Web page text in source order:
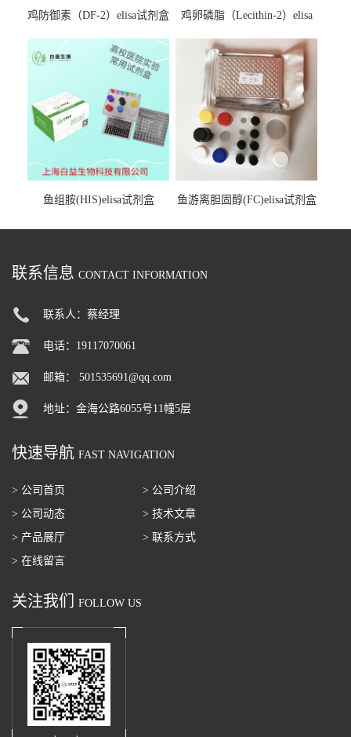
鸡防御素（DF-2）elisa试剂盒
鸡卵磷脂（Lecithin-2）elisa
鱼组胺(HIS)elisa试剂盒 鱼游离胆固醇(FC)elisa试剂盒
联系信息 CONTACT INFORMATION
联系人：蔡经理
电话：19117070061
邮箱： 501535691@qq.com
地址：金海公路6055号11幢5层
快速导航 FAST NAVIGATION
> 公司首页
> 公司介绍
> 公司动态
> 技术文章
> 产品展厅
> 联系方式
> 在线留言
关注我们 FOLLOW US